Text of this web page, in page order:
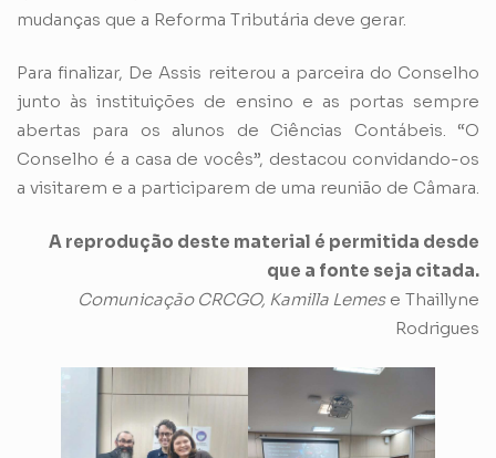
mudanças que a Reforma Tributária deve gerar.
Para finalizar, De Assis reiterou a parceira do Conselho
junto às instituições de ensino e as portas sempre
abertas para os alunos de Ciências Contábeis. “O
Conselho é a casa de vocês”, destacou convidando-os
a visitarem e a participarem de uma reunião de Câmara.
A reprodução deste material é permitida desde
que a fonte seja citada.
Comunicação CRCGO, Kamilla Lemese Thaillyne
Rodrigues